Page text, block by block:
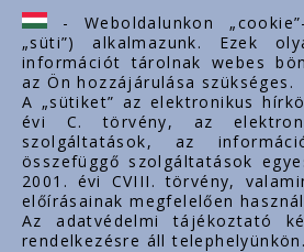
Fontos linkek
Rólunk
Dokumentumok
Kapcsolat
Karrier
Cég adatok
- Weboldalunkon
„süti”) alkalmazunk. Ezek
információt tárolnak webes
az Ön hozzájárulása szükséges.
A „sütiket” az elektronikus
évi C. törvény, az
szolgáltatások, az
összefüggő szolgáltatások
2001. évi CVIII. törvény,
előírásainak megfelelően
Az adatvédelmi tájékoztató
rendelkezésre áll telephelyünkön.